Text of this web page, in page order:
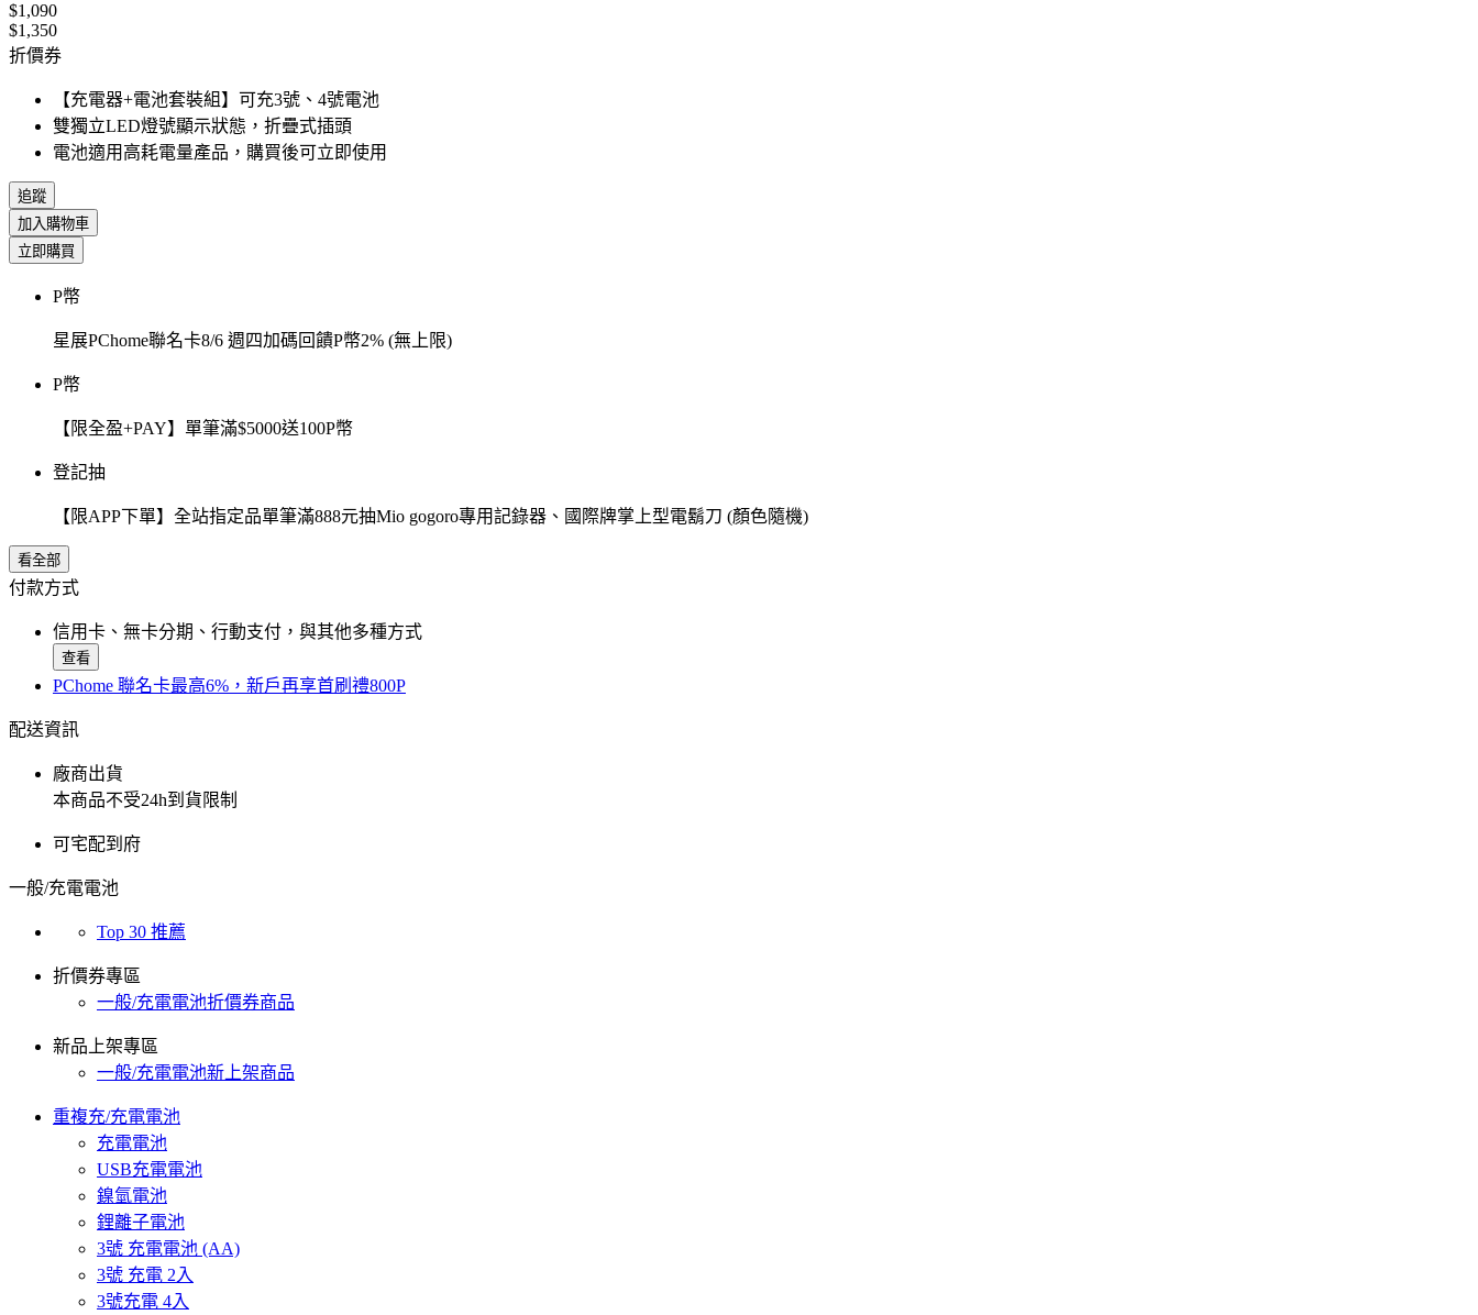
$1,090
$1,350
折價券
【充電器+電池套裝組】可充3號、4號電池
雙獨立LED燈號顯示狀態，折疊式插頭
電池適用高耗電量產品，購買後可立即使用
追蹤
加入購物車
立即購買
P幣
星展PChome聯名卡8/6 週四加碼回饋P幣2% (無上限)
P幣
【限全盈+PAY】單筆滿$5000送100P幣
登記抽
【限APP下單】全站指定品單筆滿888元抽Mio gogoro專用記錄器、國際牌掌上型電鬍刀 (顏色隨機)
看全部
付款方式
信用卡、無卡分期、行動支付，與其他多種方式
查看
PChome 聯名卡最高6%，新戶再享首刷禮800P
配送資訊
廠商出貨
本商品不受24h到貨限制
可宅配到府
一般/充電電池
Top 30 推薦
折價券專區
一般/充電電池折價券商品
新品上架專區
一般/充電電池新上架商品
重複充/充電電池
充電電池
USB充電電池
鎳氫電池
鋰離子電池
3號 充電電池 (AA)
3號 充電 2入
3號充電 4入